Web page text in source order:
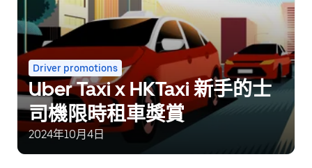
Driver promotions
Uber Taxi x HKTaxi 新手的士
司機限時租車獎賞
2024年10月4日